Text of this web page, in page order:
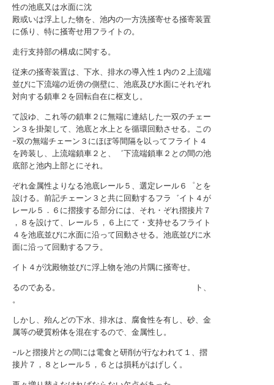
性の池底又は水面に沈
殿或いは浮上した物を、池内の一方洗掻寄せる掻寄装置
に係り、特に掻寄せ用フライトの。
走行支持部の構成に関する。
従来の掻寄装置は、下水、排水の導入性１内の２上流端
並びに下流端の近傍の側壁に、池底及び水面にそれぞれ
対向する鎖車２を回転自在に枢支し。
て設ゆ、これ等の鎖車２に無端に連結した一双のチェー
ン３を掛架して、池底と水上とを循環回動させる。この
−双の無端チェーン３にほぼ等間隔を以ってフライト４
を跨装し、上流端鎖車２と、゛下流端鎖車２との間の池
底部と池内上部とにそれ。
ぞれ金属性よりなる池底レール５、選定レール６゜とを
設ける。前記チェーン３と共に回動するフラ゛イト４が
レール５．６に摺接する部分には、それ・ぞれ摺接片７
，８を設けて、レール５，６上にて・支持せるフライト
４を池底並びに水面に沿って回動させる。池底並びに水
面に沿って回動するフラ。
イト４が沈殿物並びに浮上物を池の片隅に掻寄せ。
るのである。 ト、
。
しかし、殆んどの下水、排水は、腐食性を有し、砂、金
属等の硬質粉体を混在するので、金属性し。
−ルと摺接片との間には電食と研削が行なわれて１、摺
接片７，８とレール５，６とは損耗がはげしく。